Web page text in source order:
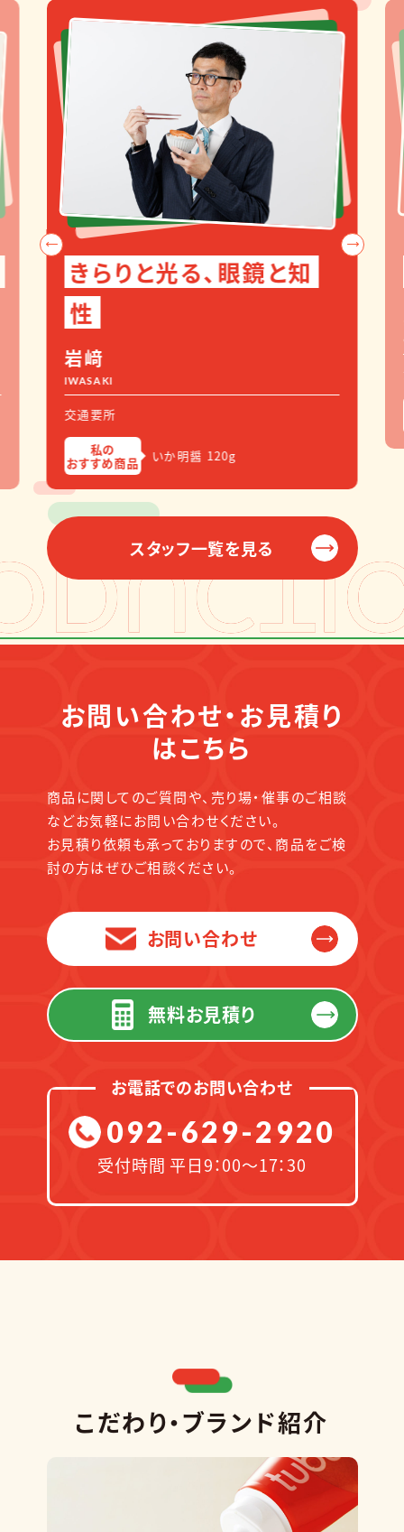
きらりと光る、眼鏡と知
性
岩﨑
IWASAKI
交通要所
私の
おすすめ商品 いか明醤 120g
スタッフ一覧を見る
お問い合わせ・お見積り
はこちら
商品に関してのご質問や、売り場・催事のご相談
などお気軽にお問い合わせください。
お見積り依頼も承っておりますので、商品をご検
討の方はぜひご相談ください。
お問い合わせ
無料お見積り
お電話でのお問い合わせ
092-629-2920
受付時間 平日9：00～17：30
こだわり・ブランド紹介